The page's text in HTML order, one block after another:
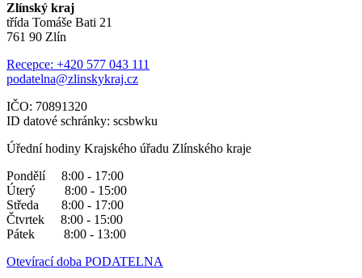
Zlínský kraj
třída Tomáše Bati 21
761 90 Zlín
Recepce: +420 577 043 111
podatelna@zlinskykraj.cz
IČO: 70891320
ID datové schránky: scsbwku
Úřední hodiny Krajského úřadu Zlínského kraje
Pondělí 8:00 - 17:00
Úterý 8:00 - 15:00
Středa 8:00 - 17:00
Čtvrtek 8:00 - 15:00
Pátek 8:00 - 13:00
Otevírací doba PODATELNA